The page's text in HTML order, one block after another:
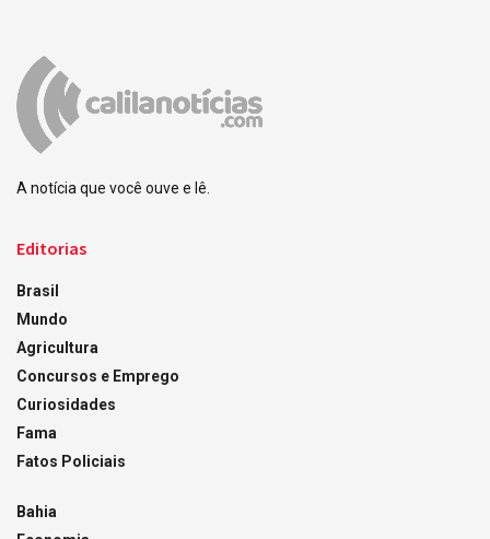
A notícia que você ouve e lê.
Editorias
Brasil
Mundo
Agricultura
Concursos e Emprego
Curiosidades
Fama
Fatos Policiais
Bahia